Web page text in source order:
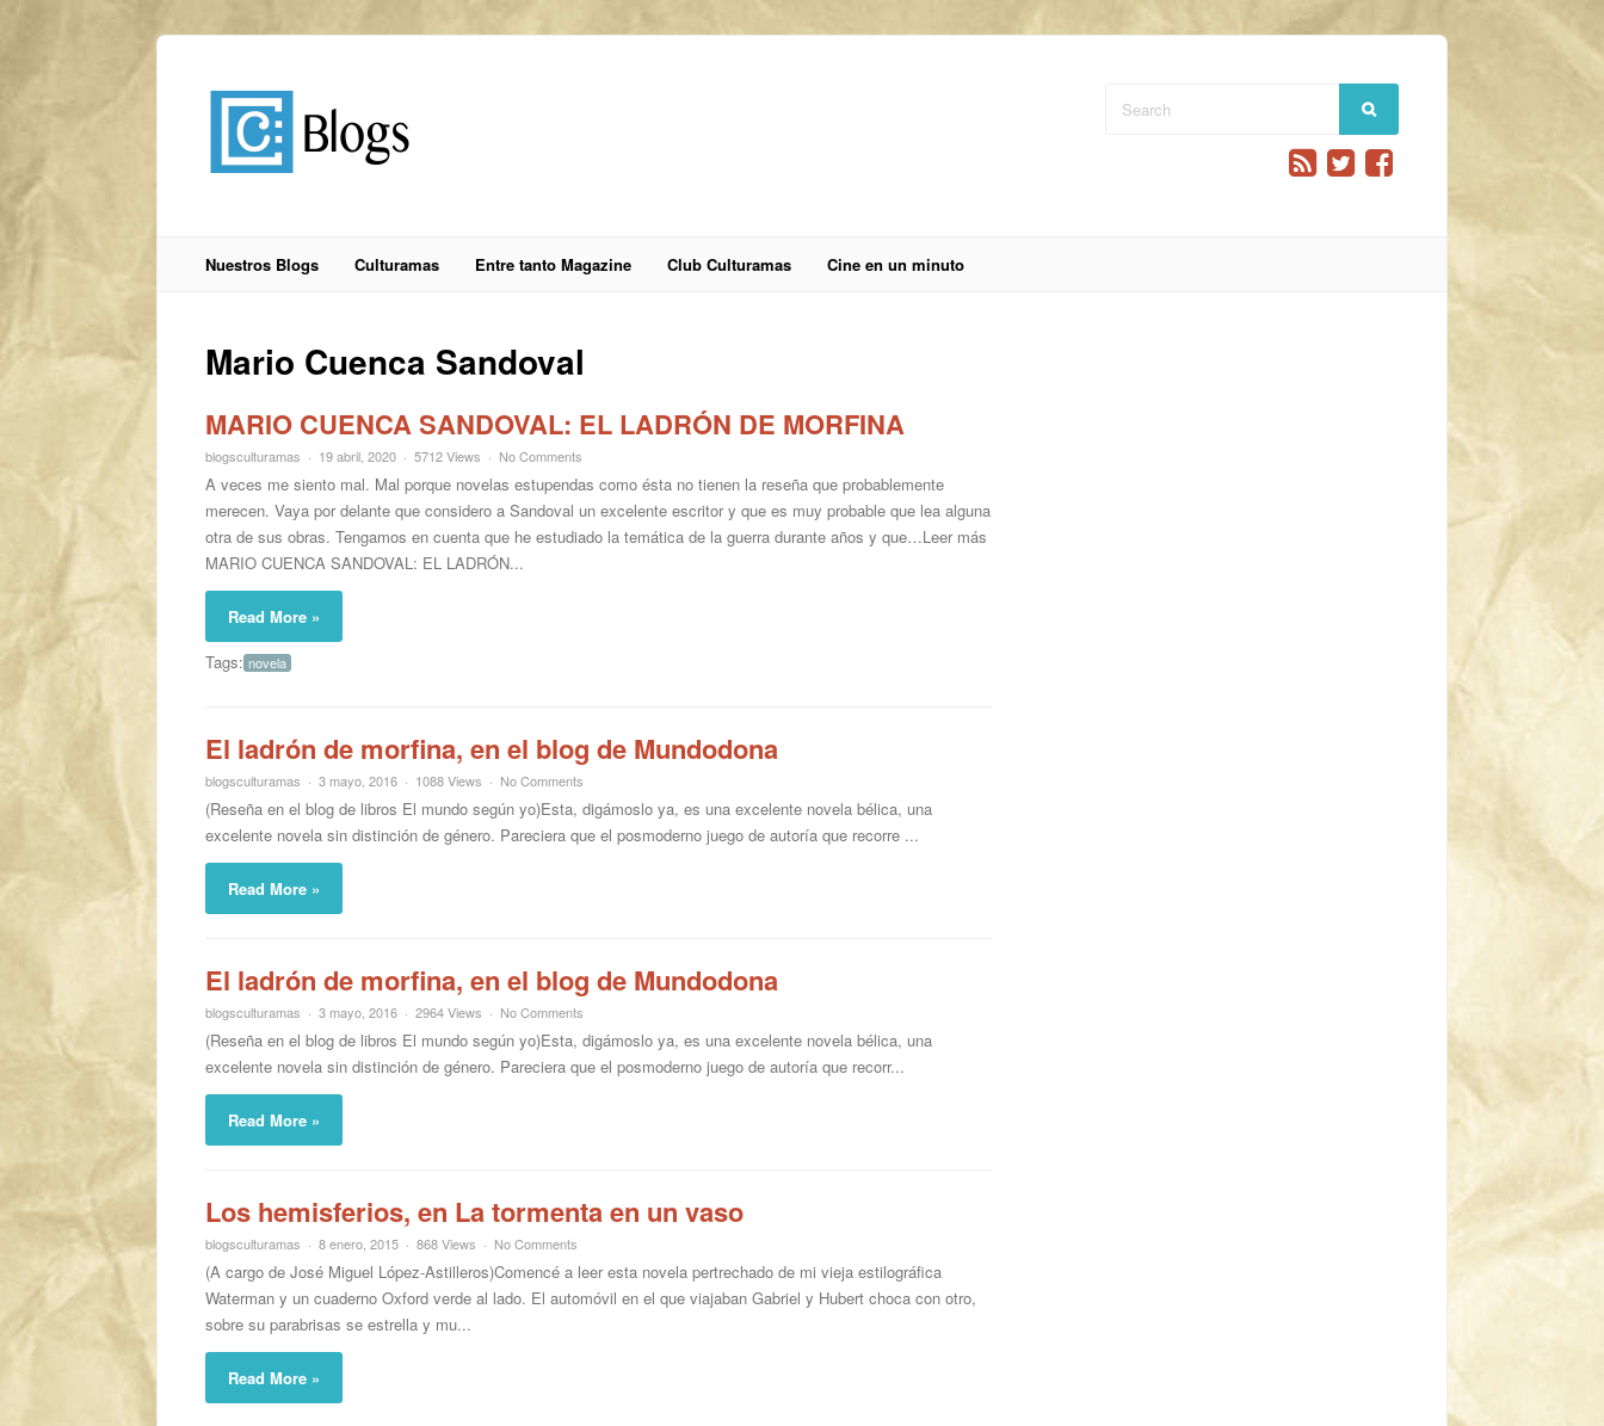
Nuestros Blogs Culturamas Entre tanto Magazine Club Culturamas Cine en un minuto
Mario Cuenca Sandoval
MARIO CUENCA SANDOVAL: EL LADRÓN DE MORFINA
blogsculturamas 19 abril, 2020 5712 Views No Comments
A veces me siento mal. Mal porque novelas estupendas como ésta no tienen la reseña que probablemente
merecen. Vaya por delante que considero a Sandoval un excelente escritor y que es muy probable que lea alguna
otra de sus obras. Tengamos en cuenta que he estudiado la temática de la guerra durante años y que…Leer más
MARIO CUENCA SANDOVAL: EL LADRÓN...
Read More »
Tags: novela
El ladrón de morfina, en el blog de Mundodona
blogsculturamas 3 mayo, 2016 1088 Views No Comments
(Reseña en el blog de libros El mundo según yo)Esta, digámoslo ya, es una excelente novela bélica, una
excelente novela sin distinción de género. Pareciera que el posmoderno juego de autoría que recorre ...
Read More »
El ladrón de morfina, en el blog de Mundodona
blogsculturamas 3 mayo, 2016 2964 Views No Comments
(Reseña en el blog de libros El mundo según yo)Esta, digámoslo ya, es una excelente novela bélica, una
excelente novela sin distinción de género. Pareciera que el posmoderno juego de autoría que recorr...
Read More »
Los hemisferios, en La tormenta en un vaso
blogsculturamas 8 enero, 2015 868 Views No Comments
(A cargo de José Miguel López-Astilleros)Comencé a leer esta novela pertrechado de mi vieja estilográfica
Waterman y un cuaderno Oxford verde al lado. El automóvil en el que viajaban Gabriel y Hubert choca con otro,
sobre su parabrisas se estrella y mu...
Read More »